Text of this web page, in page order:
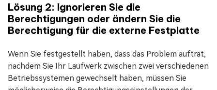
Lösung 2: Ignorieren Sie die
Berechtigungen oder ändern Sie die
Berechtigung für die externe Festplatte
Wenn Sie festgestellt haben, dass das Problem auftrat,
nachdem Sie Ihr Laufwerk zwischen zwei verschiedenen
Betriebssystemen gewechselt haben, müssen Sie